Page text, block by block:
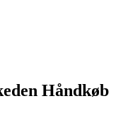
Håndkøb